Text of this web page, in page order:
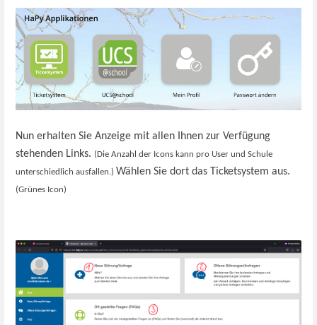
Nun erhalten Sie Anzeige mit allen Ihnen zur Verfügung
stehenden Links. (Die Anzahl der Icons kann pro User und Schule
unterschiedlich ausfallen.) Wählen Sie dort das Ticketsystem aus.
(Grünes Icon)